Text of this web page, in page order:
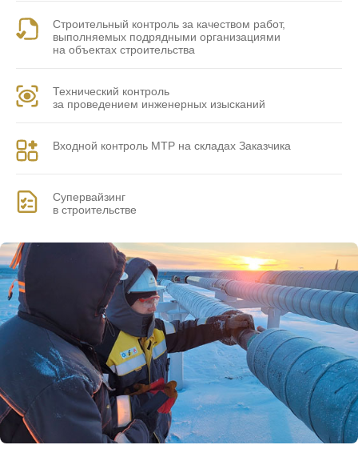
Строительный контроль за качеством работ,
выполняемых подрядными организациями
на объектах строительства
Технический контроль
за проведением инженерных изысканий
Входной контроль МТР на складах Заказчика
Супервайзинг
в строительстве